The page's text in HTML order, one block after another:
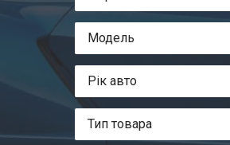
Модель
Рік авто
Тип товара